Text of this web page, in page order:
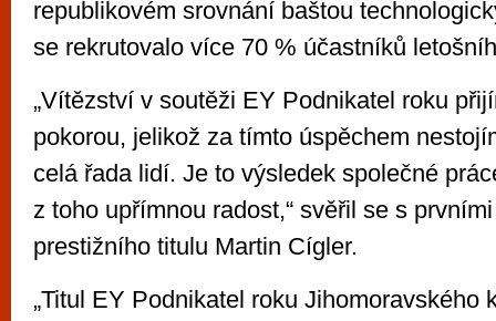
republikovém srovnání baštou
se rekrutovalo více 70 % účastníků
„Vítězství v soutěži EY Podnikatel roku
pokorou, jelikož za tímto úspěchem
celá řada lidí. Je to výsledek společné
z toho upřímnou radost,“ svěřil se s
prestižního titulu Martin Cígler.
„Titul EY Podnikatel roku Jihomoravského